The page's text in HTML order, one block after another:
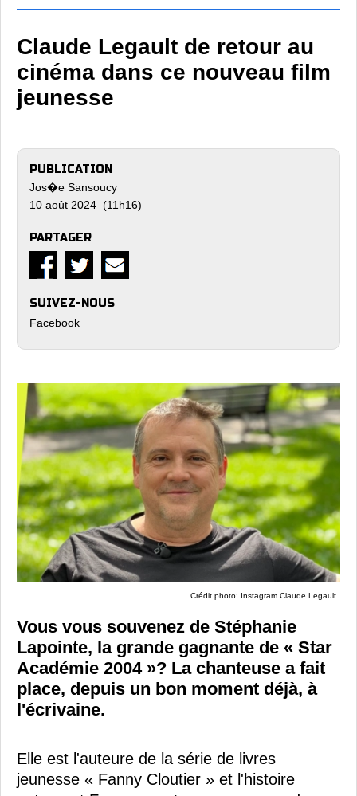
Claude Legault de retour au
cinéma dans ce nouveau film
jeunesse
PUBLICATION
Jos�e Sansoucy
10 août 2024 (11h16)
PARTAGER
SUIVEZ-NOUS
Facebook
Crédit photo: Instagram Claude Legault
Vous vous souvenez de Stéphanie
Lapointe, la grande gagnante de « Star
Académie 2004 »? La chanteuse a fait
place, depuis un bon moment déjà, à
l'écrivaine.
Elle est l'auteure de la série de livres
jeunesse « Fanny Cloutier » et l'histoire